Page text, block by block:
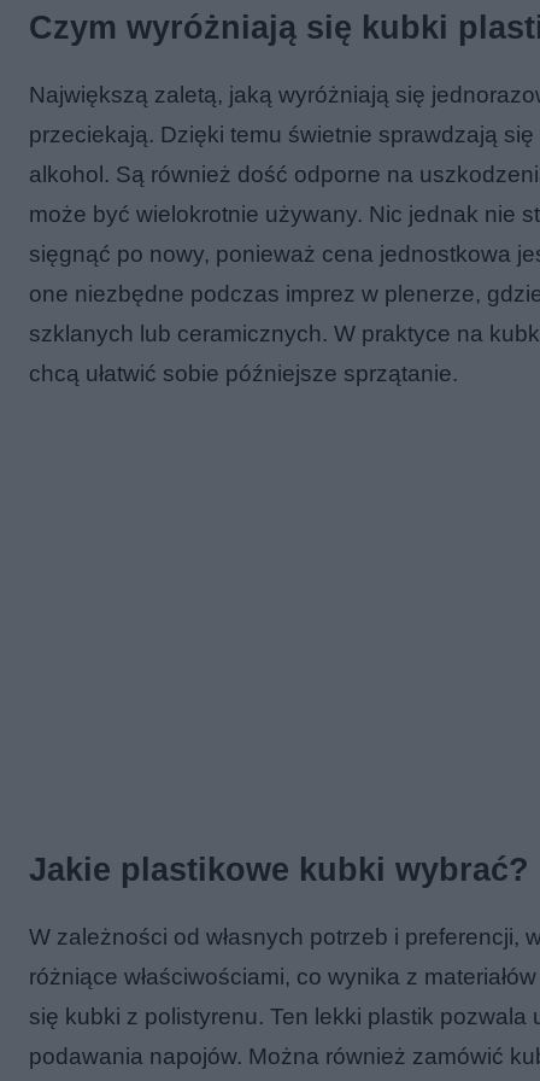
Czym wyróżniają się kubki
Największą zaletą, jaką wyróżniają się
przeciekają. Dzięki temu świetnie sprawdzają
alkohol. Są również dość odporne na
może być wielokrotnie używany. Nic jednak nie
sięgnąć po nowy, ponieważ cena jednostkowa
one niezbędne podczas imprez w plenerze,
szklanych lub ceramicznych. W praktyce na
chcą ułatwić sobie późniejsze sprzątanie.
Jakie plastikowe kubki wybrać?
W zależności od własnych potrzeb i
różniące właściwościami, co wynika z
się kubki z polistyrenu. Ten lekki plastik
podawania napojów. Można również zamówić